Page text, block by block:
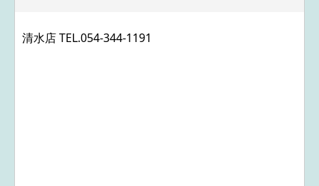
清水店 TEL.054-344-1191